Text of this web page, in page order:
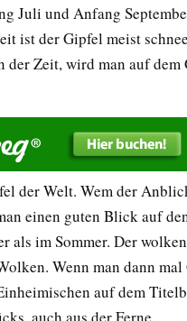
Juli und Anfang
ist der Gipfel meist
der Zeit, wird man auf
der Welt. Wem der
einen guten Blick auf
als im Sommer. Der
Wenn man dann
auf dem